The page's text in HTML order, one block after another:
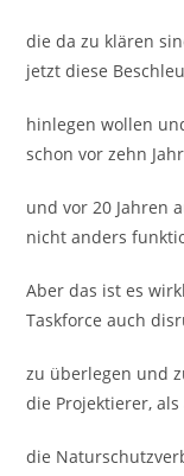
die da zu klären
jetzt diese
hinlegen wollen
schon vor zehn
und vor 20 Jahren
nicht anders
Aber das ist es
Taskforce auch
zu überlegen und
die Projektierer, als
die